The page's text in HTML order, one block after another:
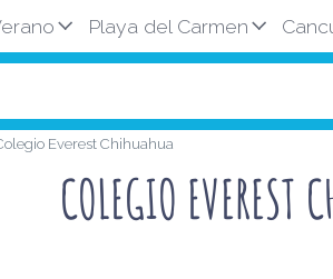
Playa del Carmen
Everest Chihuahua
COLEGIO EVEREST